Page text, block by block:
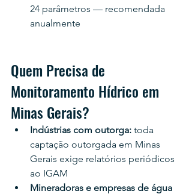
24 parâmetros — recomendada
anualmente
Quem Precisa de
Monitoramento Hídrico em
Minas Gerais?
Indústrias com outorga: toda
captação outorgada em Minas
Gerais exige relatórios periódicos
ao IGAM
Mineradoras e empresas de água